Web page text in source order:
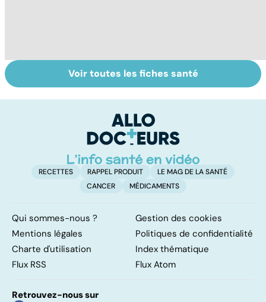
Virus du Nil
occidental : ce
Le paludisme, un
fléau planétaire
Voir toutes les fiches santé
RECETTES RAPPEL PRODUIT
LE MAG DE LA SANTÉ
CANCER
MÉDICAMENTS
Qui sommes-nous ?
Gestion des cookies
Mentions légales
Politiques de confidentialité
Charte d'utilisation
Index thématique
Flux RSS
Flux Atom
Retrouvez-nous sur